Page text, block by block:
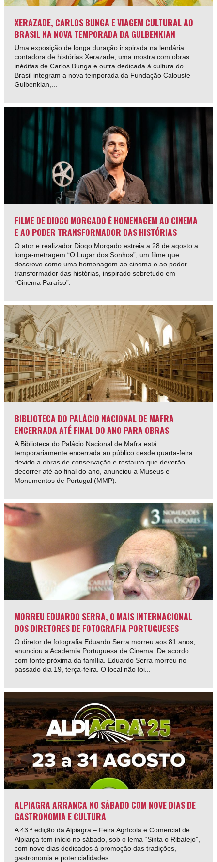
XERAZADE, CARLOS BUNGA E VIAGEM CULTURAL AO
BRASIL NA NOVA TEMPORADA DA GULBENKIAN
Uma exposição de longa duração inspirada na lendária
contadora de histórias Xerazade, uma mostra com obras
inéditas de Carlos Bunga e outra dedicada à cultura do
Brasil integram a nova temporada da Fundação Calouste
Gulbenkian,...
FILME DE DIOGO MORGADO É HOMENAGEM AO CINEMA
E AO PODER TRANSFORMADOR DAS HISTÓRIAS
O ator e realizador Diogo Morgado estreia a 28 de agosto a
longa-metragem “O Lugar dos Sonhos”, um filme que
descreve como uma homenagem ao cinema e ao poder
transformador das histórias, inspirado sobretudo em
“Cinema Paraíso”.
BIBLIOTECA DO PALÁCIO NACIONAL DE MAFRA
ENCERRADA ATÉ FINAL DO ANO PARA OBRAS
A Biblioteca do Palácio Nacional de Mafra está
temporariamente encerrada ao público desde quarta-feira
devido a obras de conservação e restauro que deverão
decorrer até ao final do ano, anunciou a Museus e
Monumentos de Portugal (MMP).
MORREU EDUARDO SERRA, O MAIS INTERNACIONAL
DOS DIRETORES DE FOTOGRAFIA PORTUGUESES
O diretor de fotografia Eduardo Serra morreu aos 81 anos,
anunciou a Academia Portuguesa de Cinema. De acordo
com fonte próxima da família, Eduardo Serra morreu no
passado dia 19, terça-feira. O local não foi...
ALPIAGRA ARRANCA NO SÁBADO COM NOVE DIAS DE
GASTRONOMIA E CULTURA
A 43.ª edição da Alpiagra – Feira Agrícola e Comercial de
Alpiarça tem início no sábado, sob o lema “Sinta o Ribatejo”,
com nove dias dedicados à promoção das tradições,
gastronomia e potencialidades...